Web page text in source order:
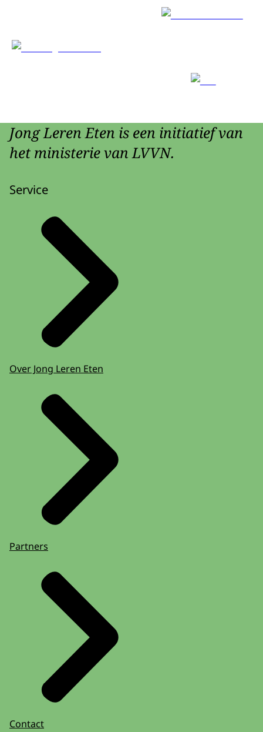
Jong Leren Eten is een initiatief van
het ministerie van LVVN.
Service
Over Jong Leren Eten
Partners
Contact